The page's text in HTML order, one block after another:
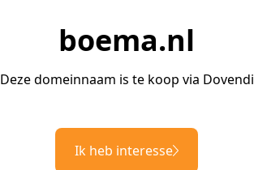
boema.nl
Deze domeinnaam is te koop via Dovendi
Ik heb interesse